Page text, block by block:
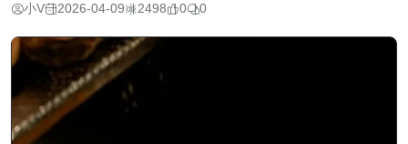
小V 2026-04-09 2498 0 0